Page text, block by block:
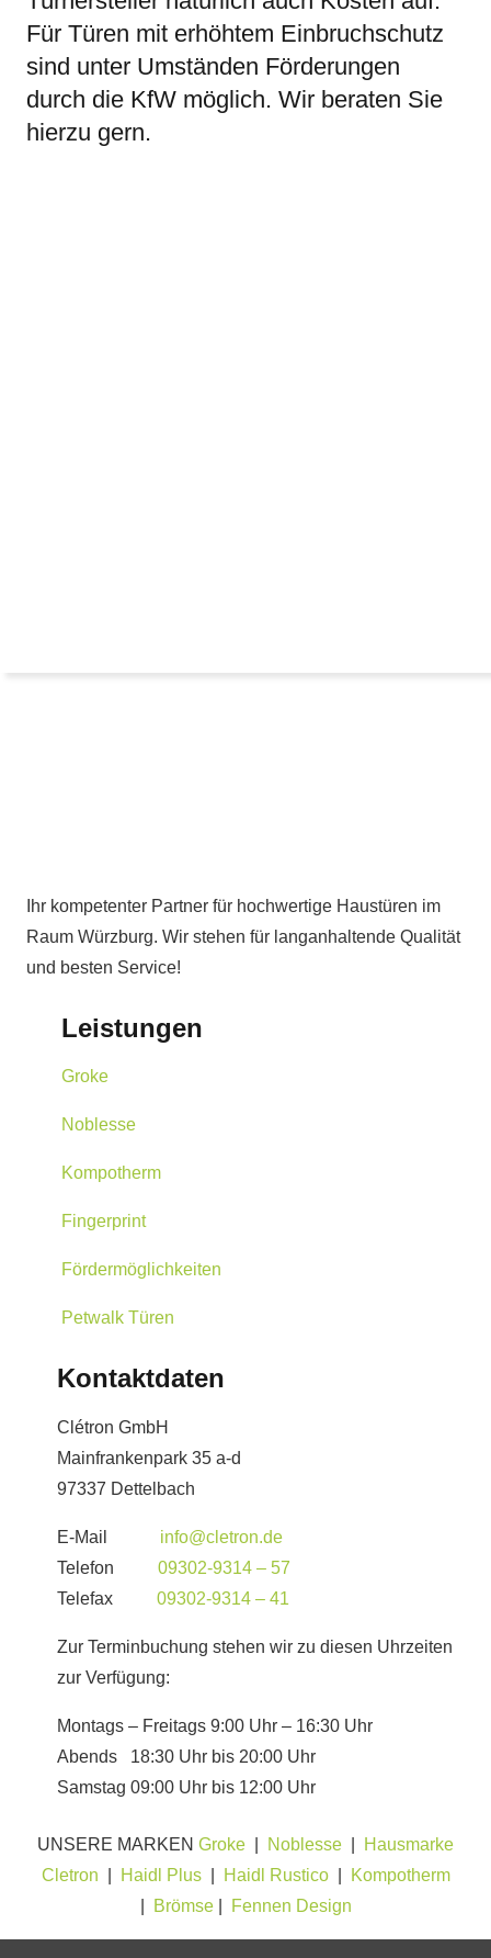
Für Türen mit erhöhtem Einbruchschutz
sind unter Umständen Förderungen
durch die KfW möglich. Wir beraten Sie
hierzu gern.
Ihr kompetenter Partner für hochwertige Haustüren im
Raum Würzburg. Wir stehen für langanhaltende Qualität
und besten Service!
Leistungen
Groke
Noblesse
Kompotherm
Fingerprint
Fördermöglichkeiten
Petwalk Türen
Kontaktdaten
Clétron GmbH
Mainfrankenpark 35 a-d
97337 Dettelbach
E-Mail info@cletron.de
Telefon 09302-9314 – 57
Telefax 09302-9314 – 41
Zur Terminbuchung stehen wir zu diesen Uhrzeiten
zur Verfügung:
Montags – Freitags 9:00 Uhr – 16:30 Uhr
Abends 18:30 Uhr bis 20:00 Uhr
Samstag 09:00 Uhr bis 12:00 Uhr
UNSERE MARKEN Groke Noblesse
Hausmarke
Cletron
Haidl Plus| Haidl Rustico|
Kompotherm
Brömse| Fennen Design